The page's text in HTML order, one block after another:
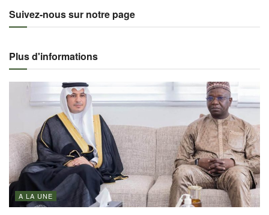
Suivez-nous sur notre page
Plus d'informations
A LA UNE